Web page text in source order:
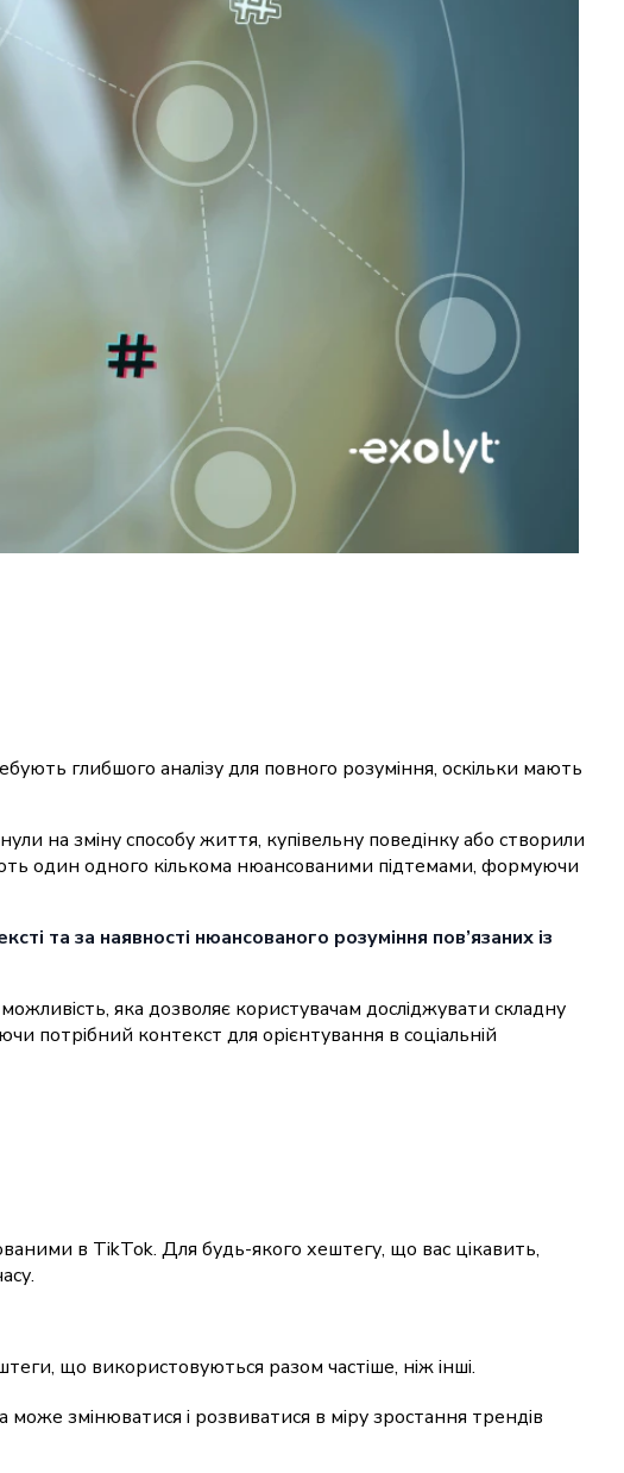
глибшого аналізу для повного розуміння, оскільки мають
на зміну способу життя, купівельну поведінку або створили
один одного кількома нюансованими підтемами, формуючи
та за наявності нюансованого розуміння пов’язаних із
яка дозволяє користувачам досліджувати складну
потрібний контекст для орієнтування в соціальній
в TikTok. Для будь-якого хештегу, що вас цікавить,
що використовуються разом частіше, ніж інші.
змінюватися і розвиватися в міру зростання трендів